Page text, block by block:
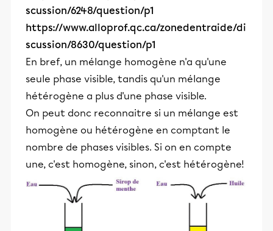
scussion/6248/question/p1
https://www.alloprof.qc.ca/zonedentraide/di
scussion/8630/question/p1
En bref, un mélange homogène n'a qu'une
seule phase visible, tandis qu'un mélange
hétérogène a plus d'une phase visible.
On peut donc reconnaitre si un mélange est
homogène ou hétérogène en comptant le
nombre de phases visibles. Si on en compte
une, c'est homogène, sinon, c'est hétérogène!